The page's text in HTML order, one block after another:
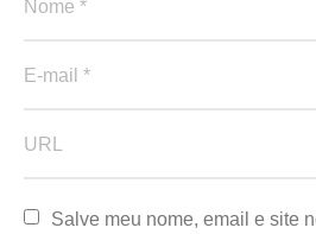
Salve meu nome, email e site